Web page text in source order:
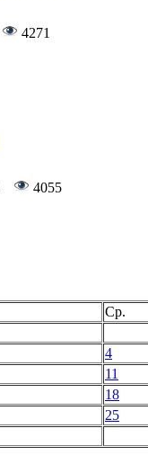
4271
4055
Ср.
4
11
18
25